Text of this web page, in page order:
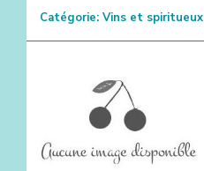
Catégorie: Vins et spiritueux